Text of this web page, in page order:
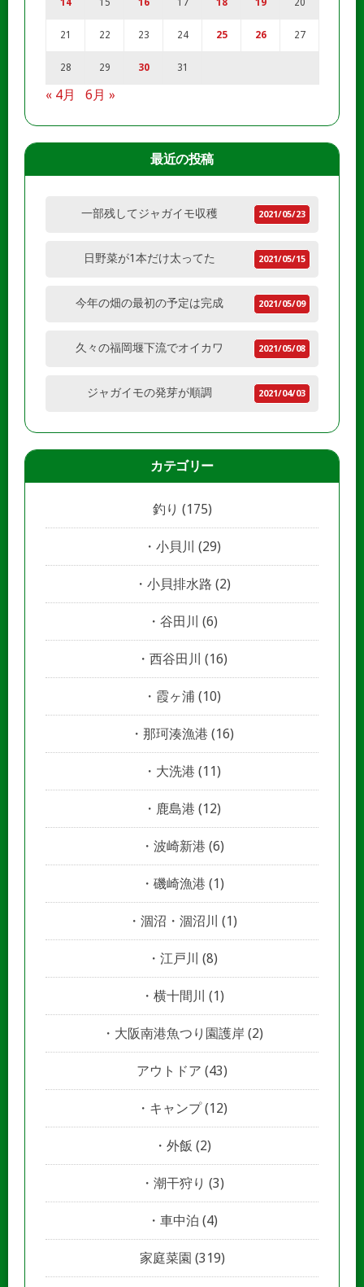
14 15 16 17 18 19 20
21 22 23 24 25 26 27
28 29 30 31
« 4月 6月 »
最近の投稿
一部残してジャガイモ収穫 2021/05/23
日野菜が1本だけ太ってた 2021/05/15
今年の畑の最初の予定は完成 2021/05/09
久々の福岡堰下流でオイカワ 2021/05/08
ジャガイモの発芽が順調 2021/04/03
カテゴリー
釣り (175)
小貝川 (29)
小貝排水路 (2)
谷田川 (6)
西谷田川 (16)
霞ヶ浦 (10)
那珂湊漁港 (16)
大洗港 (11)
鹿島港 (12)
波崎新港 (6)
磯崎漁港 (1)
涸沼・涸沼川 (1)
江戸川 (8)
横十間川 (1)
大阪南港魚つり園護岸 (2)
アウトドア (43)
キャンプ(12)
外飯 (2)
潮干狩り (3)
車中泊 (4)
家庭菜園 (319)